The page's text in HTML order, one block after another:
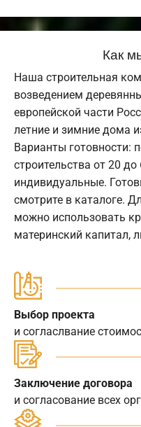
Как
Наша строительная
возведением
европейской части
летние и зимние дома
Варианты готовности:
строительства от 20
индивидуальные.
смотрите в каталоге.
можно использовать
материнский капитал,
Выбор проекта
и согласлвание
Заключение договора
и согласование всех